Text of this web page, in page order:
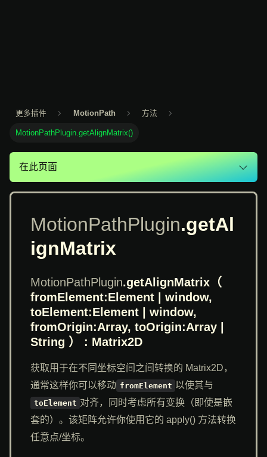
更多插件 MotionPath 方法
MotionPathPlugin.getAlignMatrix()
在此页面
MotionPathPlugin.getAl
ignMatrix
MotionPathPlugin.getAlignMatrix （
fromElement:Element | window,
toElement:Element | window,
fromOrigin:Array, toOrigin:Array |
String ） : Matrix2D
获取用于在不同坐标空间之间转换的 Matrix2D，
通常这样你可以移动 fromElement 以使其与
toElement 对齐，同时考虑所有变换（即使是嵌
套的）。该矩阵允许你使用它的 apply() 方法转换
任意点/坐标。